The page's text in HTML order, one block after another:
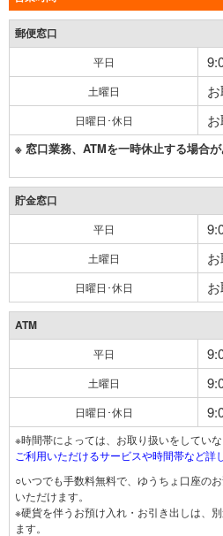
郵便窓口
平日
土曜日
日曜日･休日
※ 窓口業務、ATMを一時休止する場合が
貯金窓口
平日
土曜日
日曜日･休日
ATM
平日
土曜日
日曜日･休日
※時間帯によっては、お取り扱いをしていな
ご利用いただけるサービスや時間帯など詳
○いつでも手数料無料で、ゆうちょ口座の
いただけます。
※硬貨を伴うお預け入れ・お引き出しは、
ます。